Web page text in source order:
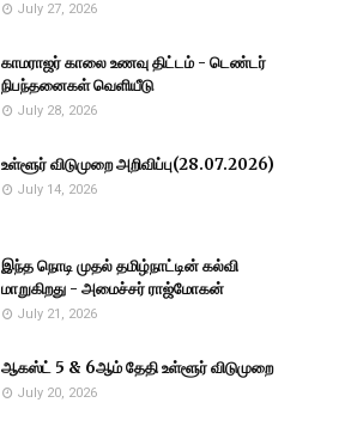
July 27, 2026
காமராஜர் காலை உணவு திட்டம் - டெண்டர்
நிபந்தனைகள் வெளியீடு
July 28, 2026
உள்ளூர் விடுமுறை அறிவிப்பு(28.07.2026)
July 14, 2026
இந்த நொடி முதல் தமிழ்நாட்டின் கல்வி
மாறுகிறது - அமைச்சர் ராஜ்மோகன்
July 21, 2026
ஆகஸ்ட் 5 & 6ஆம் தேதி உள்ளூர் விடுமுறை
July 20, 2026